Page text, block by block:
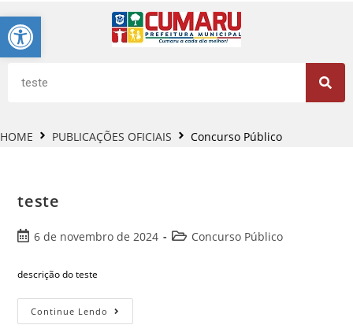
Barra de Ferramentas Aberta
HOME PUBLICAÇÕES OFICIAIS Concurso Público
teste
6 de novembro de 2024 Concurso Público
descrição do teste
Continue Lendo